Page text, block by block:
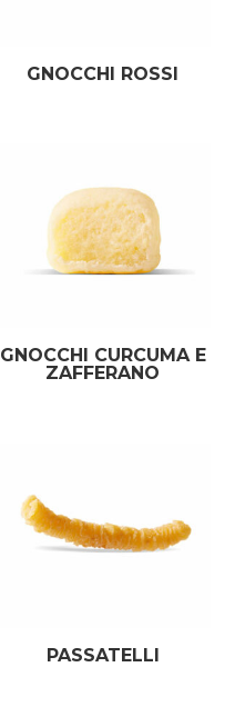
GNOCCHI ROSSI
GNOCCHI CURCUMA E
ZAFFERANO
PASSATELLI